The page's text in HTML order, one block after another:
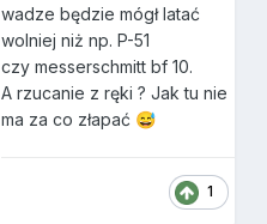
wadze będzie mógł latać
wolniej niż np. P-51
czy messerschmitt bf 10.
A rzucanie z ręki ? Jak tu nie
ma za co złapać 😅
1